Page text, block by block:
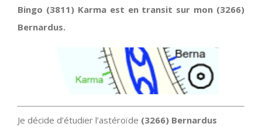
Bingo (3811) Karma est en transit sur mon (3266)
Bernardus.
Je décide d’étudier l’astéroïde (3266) Bernardus